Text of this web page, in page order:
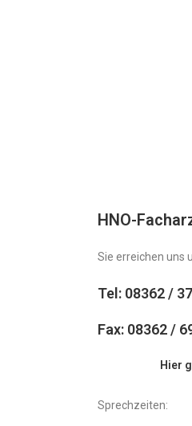
HNO-
Sie erreichen uns
Tel: 08362 /
Fax: 08362 /
Hier
Sprechzeiten: